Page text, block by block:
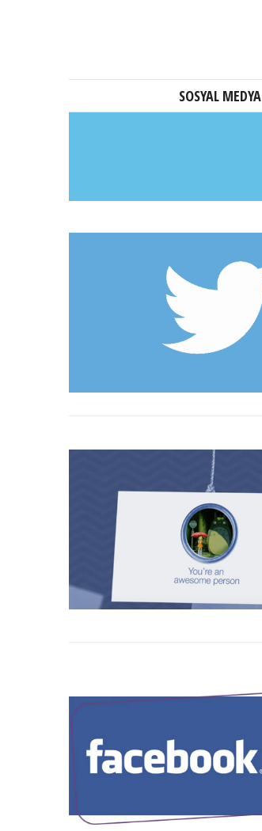
SOSYAL MEDYA